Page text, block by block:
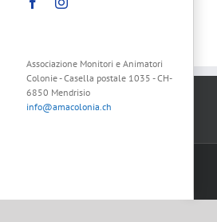
Associazione Monitori e Animatori
Colonie - Casella postale 1035 - CH-
6850 Mendrisio
info@amacolonia.ch